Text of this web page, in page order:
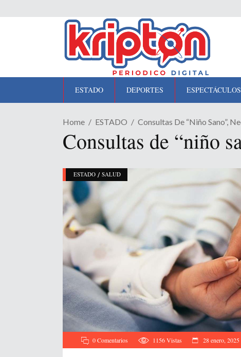
ESTADO DEPORTES ESPECTÁCULOS
Home ESTADO Consultas De “niño Sano”,
Consultas de “niño
ESTADO / SALUD
0 Comentarios 1156Vistas 28 enero, 2025